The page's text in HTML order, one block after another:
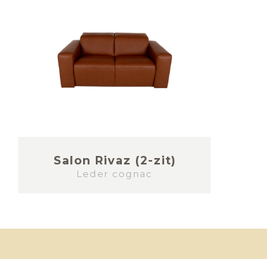
Salon Rivaz (2-zit)
Leder cognac